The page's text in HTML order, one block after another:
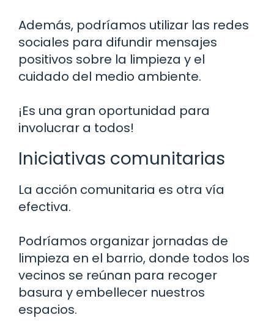
Además, podríamos utilizar las redes
sociales para difundir mensajes
positivos sobre la limpieza y el
cuidado del medio ambiente.
¡Es una gran oportunidad para
involucrar a todos!
Iniciativas comunitarias
La acción comunitaria es otra vía
efectiva.
Podríamos organizar jornadas de
limpieza en el barrio, donde todos los
vecinos se reúnan para recoger
basura y embellecer nuestros
espacios.